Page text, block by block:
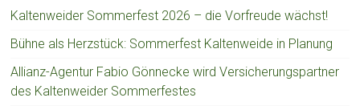
Kaltenweider Sommerfest 2026 – die Vorfreude wächst!
Bühne als Herzstück: Sommerfest Kaltenweide in Planung
Allianz-Agentur Fabio Gönnecke wird Versicherungspartner
des Kaltenweider Sommerfestes